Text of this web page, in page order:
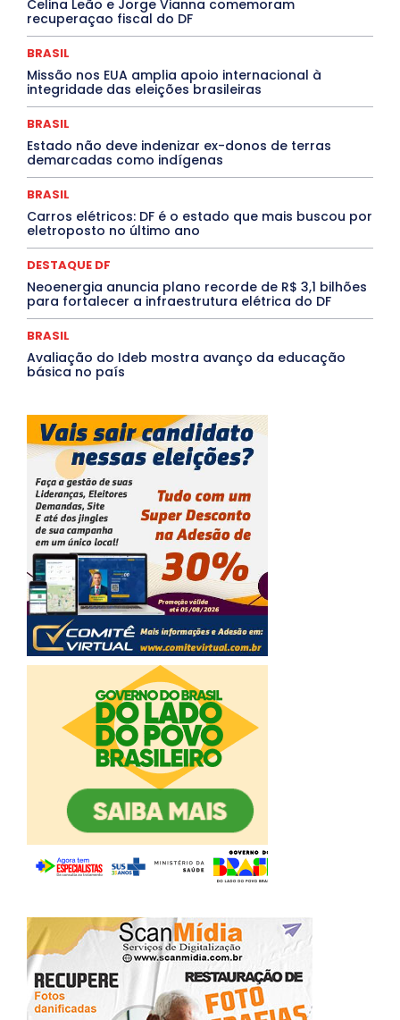
Jogos Online
JUDICIÁRIO
MEIO AMBIENTE
Paraíba
Paraná Pernambuco Piauí
PROCESSO SELETIVO
QUALIFICAÇÃO PROFISSIONAL
RESIDÊNCIA
Santa Catarina
São Paulo SARAMPO
Saúde Agora
SEGURANÇA
TÁ FROID?
TEATRO TECNOLOGIA
TIC TAC
Mais
Celina Leão e Jorge Vianna comemoram
recuperaçao fiscal do DF
BRASIL
Missão nos EUA amplia apoio internacional à
integridade das eleições brasileiras
BRASIL
Estado não deve indenizar ex-donos de terras
demarcadas como indígenas
BRASIL
Carros elétricos: DF é o estado que mais buscou por
eletroposto no último ano
DESTAQUE DF
Neoenergia anuncia plano recorde de R$ 3,1 bilhões
para fortalecer a infraestrutura elétrica do DF
BRASIL
Avaliação do Ideb mostra avanço da educação
básica no país